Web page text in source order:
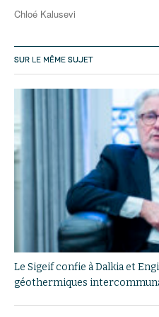
Chloé Kalusevi
SUR LE MÊME SUJET
Le Sigeif confie à Dalkia et
géothermiques